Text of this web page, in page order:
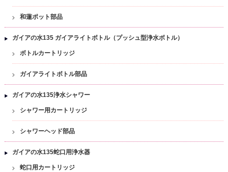
和蓮ポット部品
ガイアの水135 ガイアライトボトル（プッシュ型浄水ボトル）
ボトルカートリッジ
ガイアライトボトル部品
ガイアの水135浄水シャワー
シャワー用カートリッジ
シャワーヘッド部品
ガイアの水135蛇口用浄水器
蛇口用カートリッジ